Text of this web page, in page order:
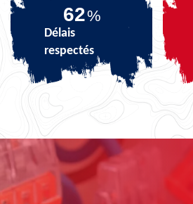
75%
Délais
respectés